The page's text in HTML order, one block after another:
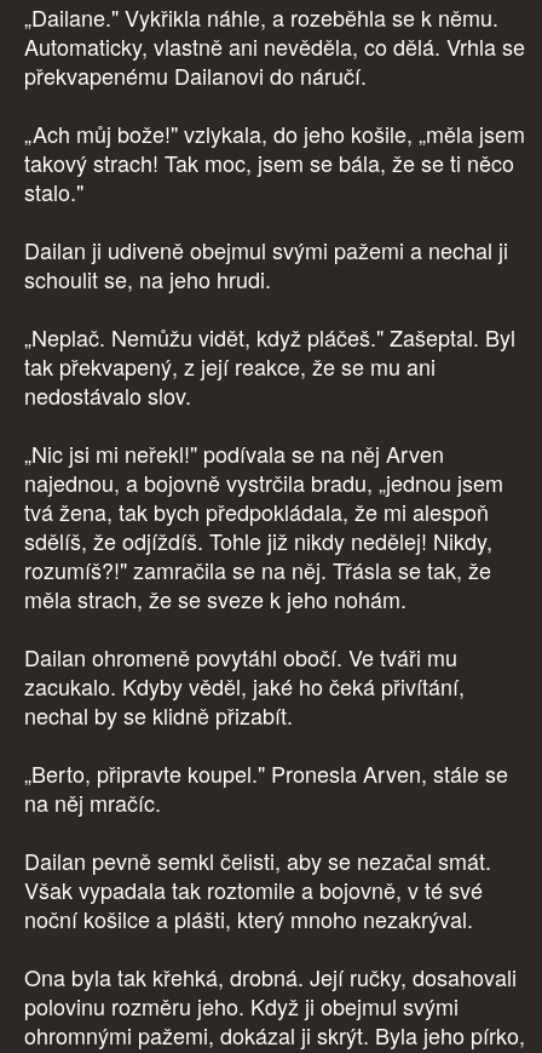
„Dailane." Vykřikla náhle, a rozeběhla se k němu.
Automaticky, vlastně ani nevěděla, co dělá. Vrhla se
překvapenému Dailanovi do náručí.
„Ach můj bože!" vzlykala, do jeho košile, „měla jsem
takový strach! Tak moc, jsem se bála, že se ti něco
stalo."
Dailan ji udiveně obejmul svými pažemi a nechal ji
schoulit se, na jeho hrudi.
„Neplač. Nemůžu vidět, když pláčeš." Zašeptal. Byl
tak překvapený, z její reakce, že se mu ani
nedostávalo slov.
„Nic jsi mi neřekl!" podívala se na něj Arven
najednou, a bojovně vystrčila bradu, „jednou jsem
tvá žena, tak bych předpokládala, že mi alespoň
sdělíš, že odjíždíš. Tohle již nikdy nedělej! Nikdy,
rozumíš?!" zamračila se na něj. Třásla se tak, že
měla strach, že se sveze k jeho nohám.
Dailan ohromeně povytáhl obočí. Ve tváři mu
zacukalo. Kdyby věděl, jaké ho čeká přivítání,
nechal by se klidně přizabít.
„Berto, připravte koupel." Pronesla Arven, stále se
na něj mračíc.
Dailan pevně semkl čelisti, aby se nezačal smát.
Však vypadala tak roztomile a bojovně, v té své
noční košilce a plášti, který mnoho nezakrýval.
Ona byla tak křehká, drobná. Její ručky, dosahovali
polovinu rozměru jeho. Když ji obejmul svými
ohromnými pažemi, dokázal ji skrýt. Byla jeho pírko,